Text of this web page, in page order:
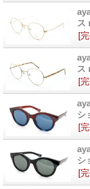
ス
[
ス
[
シ
[
シ
[